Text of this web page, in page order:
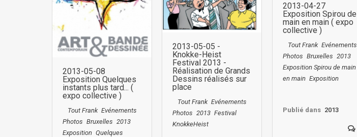
2013-04-27
Exposition Spirou de
main en main ( expo
collective )
Tout Frank Evénements
Photos Bruxelles 2013
Exposition Spirou de main
en main Exposition
Publié dans 2013
2013-05-05 -
Knokke-Heist
Festival 2013 -
Réalisation de Grands
Dessins réalisés sur
place
Tout Frank Evénements
Photos 2013 Festival
KnokkeHeist
2013-05-08
Exposition Quelques
instants plus tard... (
expo collective )
Tout Frank Evénements
Photos Bruxelles 2013
Exposition Quelques